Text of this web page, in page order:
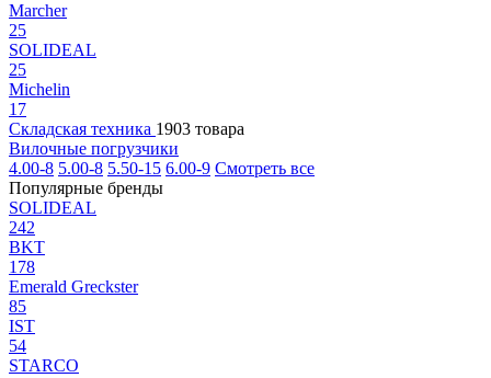
Marcher
25
SOLIDEAL
25
Michelin
17
Складская техника 1903 товара
Вилочные погрузчики
4.00-8 5.00-8 5.50-15 6.00-9 Смотреть все
Популярные бренды
SOLIDEAL
242
BKT
178
Emerald Greckster
85
IST
54
STARCO